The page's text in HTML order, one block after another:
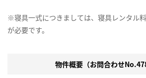
※寝具一式につきましては、寝具レンタル
が必要です。
物件概要（お問合わせ